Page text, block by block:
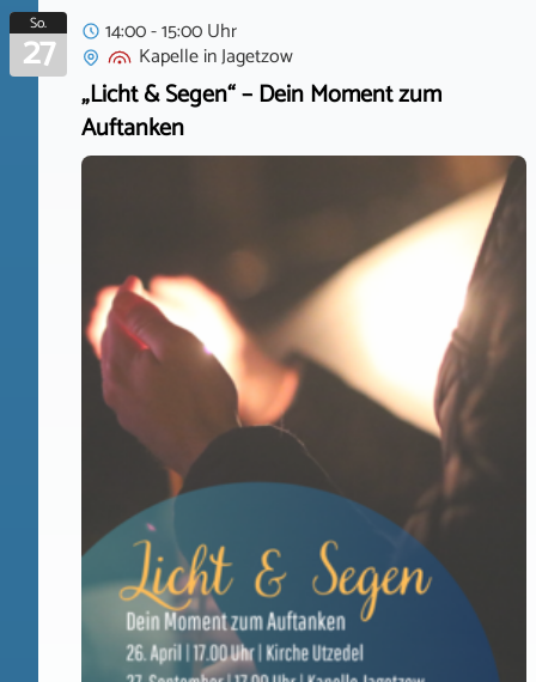
So.
27
14:00 - 15:00 Uhr
KapelleinJagetzow
„Licht & Segen“ – Dein Moment zum
Auftanken